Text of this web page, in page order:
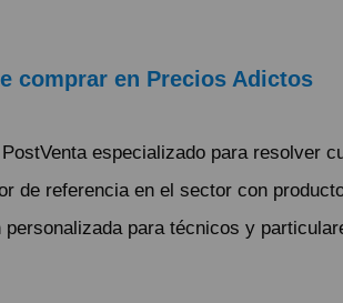
comprar en Precios Adictos
especializado para resolver
de referencia en el sector con
personalizada para técnicos y